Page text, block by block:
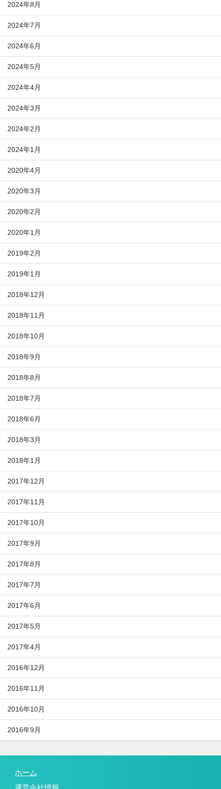
2024年8月
2024年7月
2024年6月
2024年5月
2024年4月
2024年3月
2024年2月
2024年1月
2020年4月
2020年3月
2020年2月
2020年1月
2019年2月
2019年1月
2018年12月
2018年11月
2018年10月
2018年9月
2018年8月
2018年7月
2018年6月
2018年3月
2018年1月
2017年12月
2017年11月
2017年10月
2017年9月
2017年8月
2017年7月
2017年6月
2017年5月
2017年4月
2016年12月
2016年11月
2016年10月
2016年9月
ホーム
運営会社情報